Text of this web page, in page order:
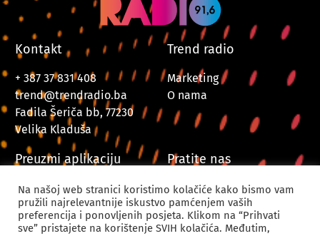
Kontakt
+ 387 37 831 408
trend@trendradio.ba
Fadila Šeriča bb, 77230
Velika Kladuša
Trend radio
Marketing
O nama
Preuzmi aplikaciju Pratite nas
Na našoj web stranici koristimo kolačiće kako bismo vam
pružili najrelevantnije iskustvo pamćenjem vaših
preferencija i ponovljenih posjeta. Klikom na “Prihvati
sve” pristajete na korištenje SVIH kolačića. Međutim,